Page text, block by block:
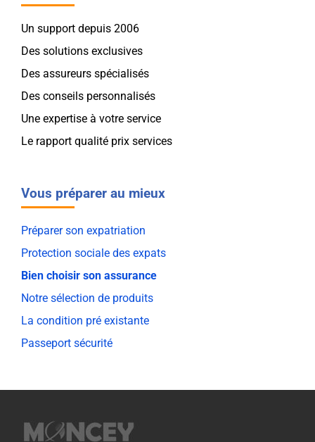
Un support depuis 2006
Des solutions exclusives
Des assureurs spécialisés
Des conseils personnalisés
Une expertise à votre service
Le rapport qualité prix services
Vous préparer au mieux
Préparer son expatriation
Protection sociale des expats
Bien choisir son assurance
Notre sélection de produits
La condition pré existante
Passeport sécurité